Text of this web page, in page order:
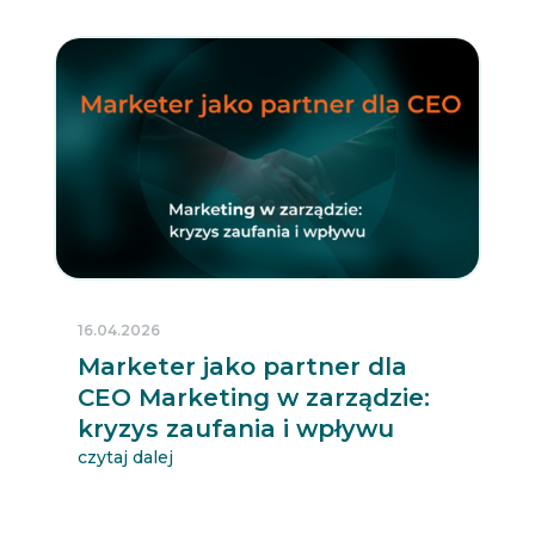
Marketer jako partner dla
CEO Marketing w zarządzie:
kryzys zaufania i wpływu
16.04.2026
czytaj dalej